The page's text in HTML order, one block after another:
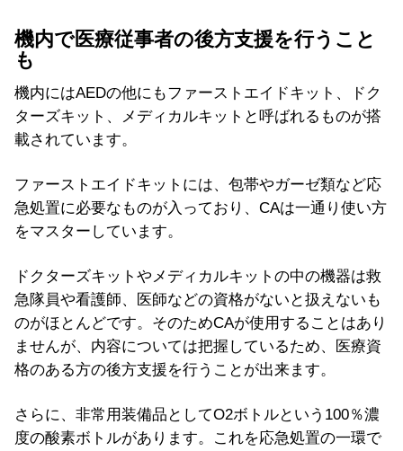
機内で医療従事者の後方支援を行うこと
も
機内にはAEDの他にもファーストエイドキット、ドク
ターズキット、メディカルキットと呼ばれるものが搭
載されています。
ファーストエイドキットには、包帯やガーゼ類など応
急処置に必要なものが入っており、CAは一通り使い方
をマスターしています。
ドクターズキットやメディカルキットの中の機器は救
急隊員や看護師、医師などの資格がないと扱えないも
のがほとんどです。そのためCAが使用することはあり
ませんが、内容については把握しているため、医療資
格のある方の後方支援を行うことが出来ます。
さらに、非常用装備品としてO2ボトルという100％濃
度の酸素ボトルがあります。これを応急処置の一環で